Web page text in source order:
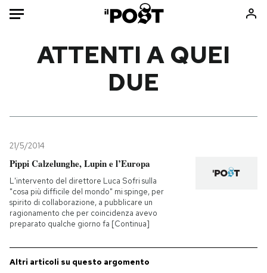
Mondo
Tecnologia
Internet
Scienza
Cultura
Economia
Libri
Media
Europa
ATTENTI A QUEI
DUE
21/5/2014
Pippi Calzelunghe, Lupin e l’Europa
L'intervento del direttore Luca Sofri sulla
"cosa più difficile del mondo" mi spinge, per
spirito di collaborazione, a pubblicare un
ragionamento che per coincidenza avevo
preparato qualche giorno fa [Continua]
Altri articoli su questo argomento